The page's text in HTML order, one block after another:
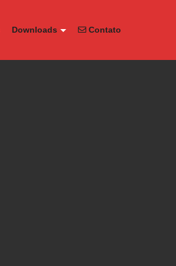
Downloads Contato